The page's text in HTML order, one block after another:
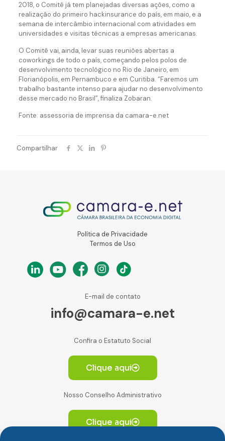
2018, o Comitê já tem planejadas diversas ações, como a
realização do primeiro hackinsurance do país, em maio, e a
semana de intercâmbio internacional com atividades em
universidades e visitas técnicas a empresas americanas.
O Comitê vai, ainda, levar suas reuniões abertas a
coworkings de todo o país, começando pelos polos de
desenvolvimento tecnológico no Rio de Janeiro, em
Florianópolis, em Pernambuco e em Curitiba. “Faremos um
trabalho bastante intenso para ajudar no desenvolvimento
desse mercado no Brasil”, finaliza Zobaran.
Fonte: assessoria de imprensa da camara-e.net
Compartilhar
Política de Privacidade
Termos de Uso
E-mail de contato
info@camara-e.net
Confira o Estatuto Social
Clique aqui
Nosso Conselho Administrativo
Clique aqui